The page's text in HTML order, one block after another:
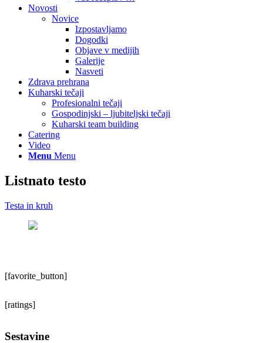
Novosti
Novice
Izpostavljamo
Dogodki
Objave v medijih
Galerije
Nasveti
Zdrava prehrana
Kuharski tečaji
Profesionalni tečaji
Gospodinjski – ljubiteljski tečaji
Kuharski team building
Catering
Video
Menu Menu
Listnato testo
Testa in kruh
[favorite_button]
[ratings]
Sestavine